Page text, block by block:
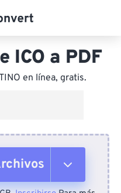
ICO a PDF
en línea, gratis.